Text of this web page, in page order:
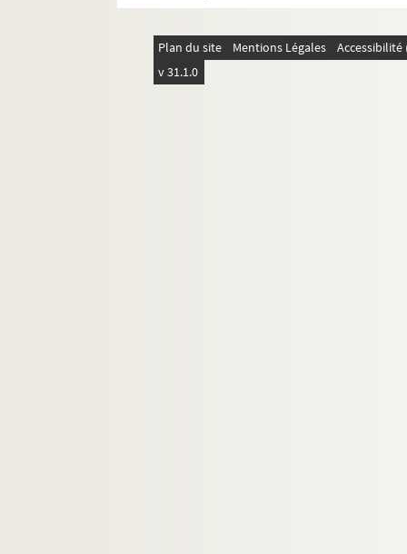
Plan du site Mentions Légales
v 31.1.0